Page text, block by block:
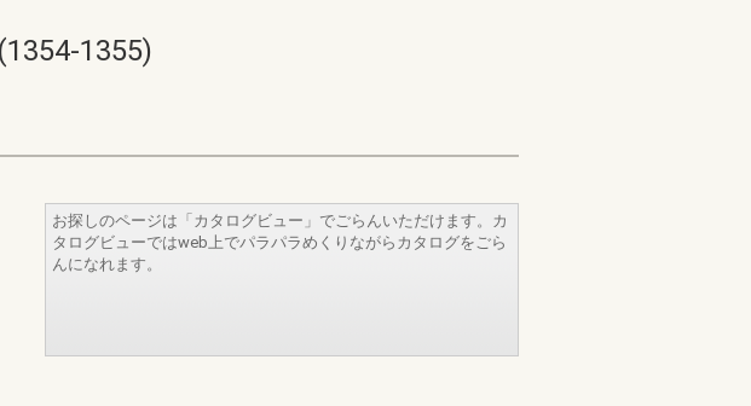
1355)
お探しのページは「カタログビュー」でごらんいただけます。カ
タログビューではweb上でパラパラめくりながらカタログをごら
んになれます。